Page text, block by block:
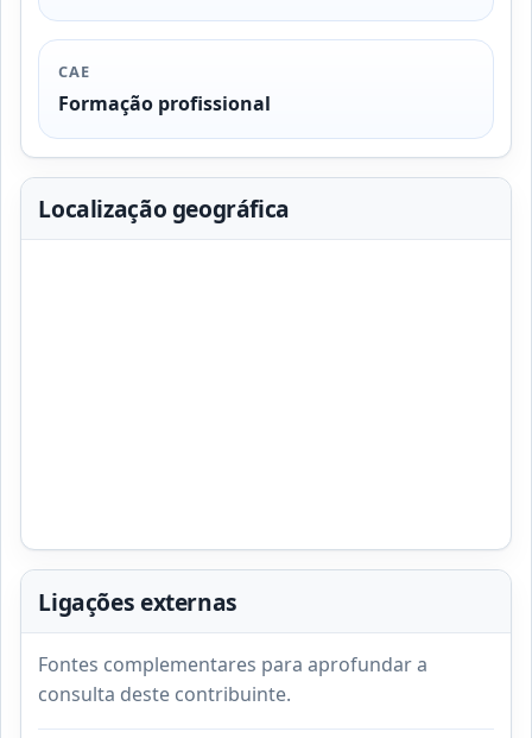
CAE
Formação profissional
Localização geográfica
Ligações externas
Fontes complementares para aprofundar a
consulta deste contribuinte.